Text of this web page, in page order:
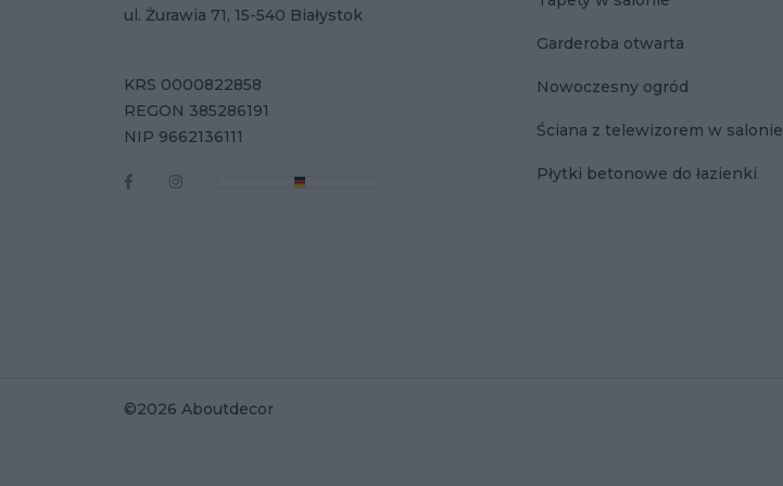
Garderoba otwarta
Nowoczesny ogród
Ściana z telewizorem w salonie
Płytki betonowe do łazienki
ul. Żurawia 71, 15-540 Białystok
KRS 0000822858
REGON 385286191
NIP 9662136111
©2026 Aboutdecor